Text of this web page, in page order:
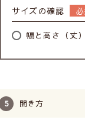
サイズの確認
幅と高さ（丈
開き方